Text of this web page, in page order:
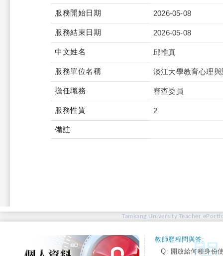
服務開始日期 2026-05-08
服務結束日期 2026-05-08
中文姓名 邱惟真
服務單位名稱 淡江大學教育心理
擔任職務 審查委員
服務性質 2
備註
Tamkang University Teacher
教師歷程問與答:
Q: 開放給何種身份